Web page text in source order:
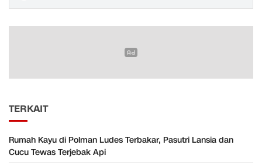
TERKAIT
Rumah Kayu di Polman Ludes Terbakar, Pasutri Lansia dan
Cucu Tewas Terjebak Api